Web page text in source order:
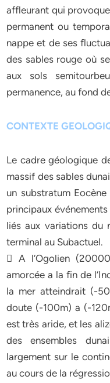
affleurant qui
permanent ou
nappe et de ses
des sables rouge où
aux sols
permanence, au fond
CONTEXTE
Le cadre géologique
massif des sables
un substratum
principaux
liés aux variations du
terminal au Subactuel.
 A l’Ogolien
amorcée a la fin de
la mer atteindrait (-
doute (-100m) a (-
est très aride, et les
des ensembles
largement sur le
au cours de la